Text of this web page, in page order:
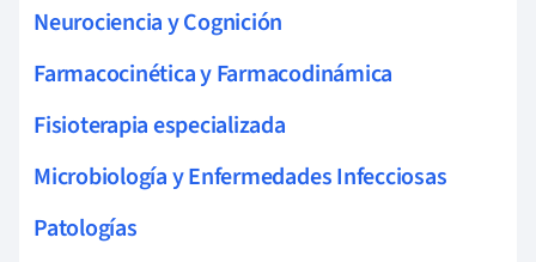
Neurociencia y Cognición
Farmacocinética y Farmacodinámica
Fisioterapia especializada
Microbiología y Enfermedades Infecciosas
Patologías